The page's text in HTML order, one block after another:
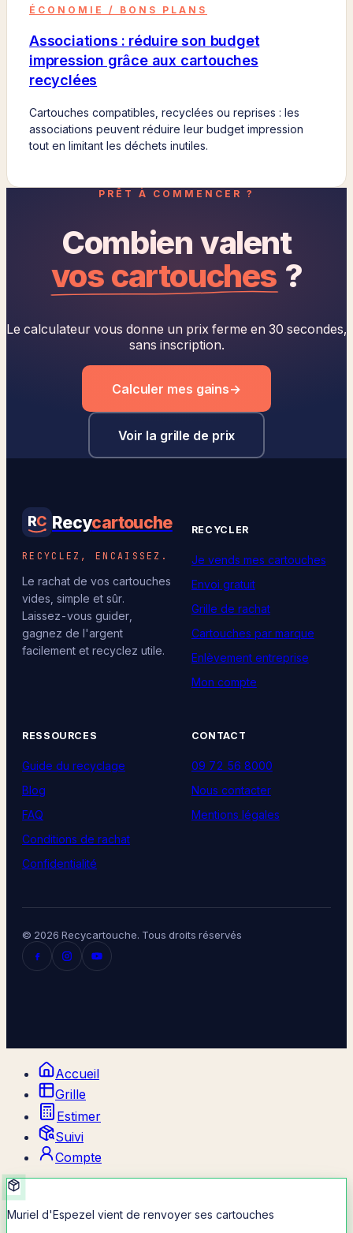
ÉCONOMIE / BONS PLANS
Associations : réduire son budget
impression grâce aux cartouches
recyclées
Cartouches compatibles, recyclées ou reprises : les
associations peuvent réduire leur budget impression
tout en limitant les déchets inutiles.
PRÊT À COMMENCER ?
Combien valent
vos cartouches ?
Le calculateur vous donne un prix ferme en 30 secondes,
sans inscription.
Calculer mes gains→
Voir la grille de prix
RC Recycartouche
RECYCLEZ, ENCAISSEZ.
Le rachat de vos cartouches
vides, simple et sûr.
Laissez-vous guider,
gagnez de l'argent
facilement et recyclez utile.
RECYCLER
Je vends mes cartouches
Envoi gratuit
Grille de rachat
Cartouches par marque
Enlèvement entreprise
Mon compte
RESSOURCES
Guide du recyclage
Blog
FAQ
Conditions de rachat
Confidentialité
CONTACT
09 72 56 8000
Nous contacter
Mentions légales
© 2026 Recycartouche. Tous droits réservés
Accueil
Grille
Estimer
Suivi
Compte
Muriel d'Espezel vient de renvoyer ses cartouches